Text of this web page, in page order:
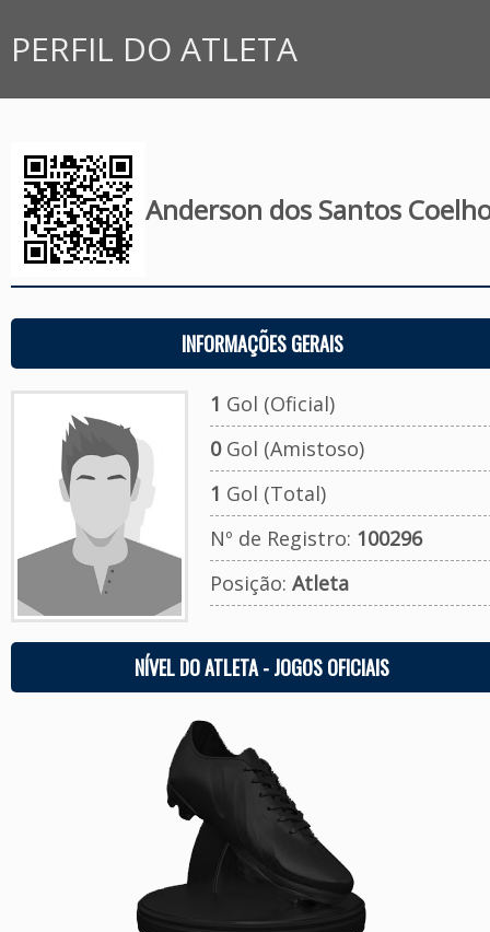
PERFIL DO ATLETA
Anderson dos Santos
INFORMAÇÕES GERAIS
1 Gol (Oficial)
0Gol (Amistoso)
1 Gol (Total)
Nº de Registro: 100296
Posição: Atleta
NÍVEL DO ATLETA - JOGOS OFICIAIS